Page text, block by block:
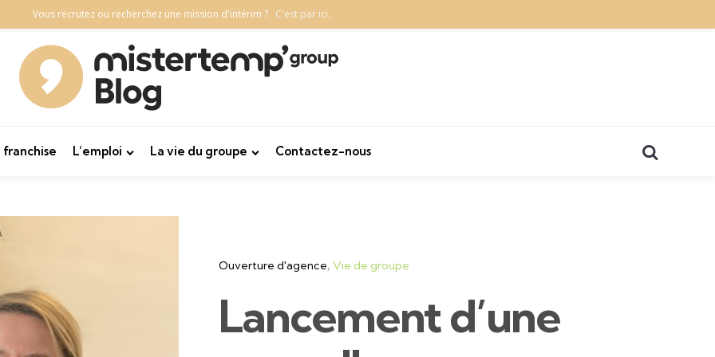
franchise L’emploi La vie du groupe Contactez-nous
Categories
Ouverture d'agence Vie de groupe
Lancement d’une
Vous recrutez ou recherchez une mission d'intérim ? C'est par ici.